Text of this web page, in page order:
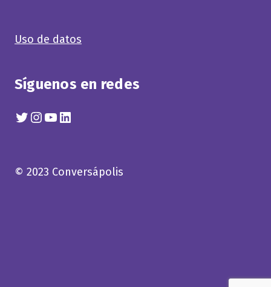
Uso de datos
Síguenos en redes
Twitter
Instagram
YouTube
Linkedin
© 2023 Conversápolis